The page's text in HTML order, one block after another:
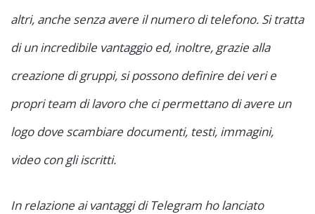
altri, anche senza avere il numero di telefono. Si tratta
di un incredibile vantaggio ed, inoltre, grazie alla
creazione di gruppi, si possono definire dei veri e
propri team di lavoro che ci permettano di avere un
logo dove scambiare documenti, testi, immagini,
video con gli iscritti.
In relazione ai vantaggi di Telegram ho lanciato